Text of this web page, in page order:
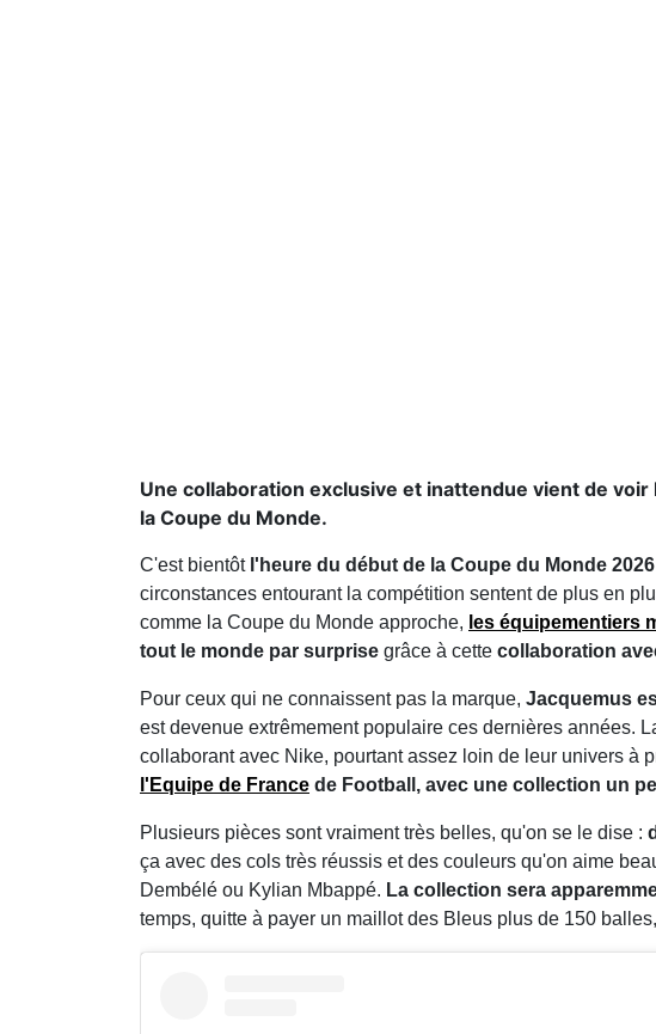
Une collaboration exclusive et inattendue vient de
la Coupe du Monde.
C'est bientôt l'heure du début de la Coupe du Monde 2026
circonstances entourant la compétition sentent de plus en
comme la Coupe du Monde approche, les équipementiers
tout le monde par surprise grâce à cette collaboration
Pour ceux qui ne connaissent pas la marque, Jacquemus
est devenue extrêmement populaire ces dernières années.
collaborant avec Nike, pourtant assez loin de leur univers à
l'Equipe de France de Football, avec une collection un
Plusieurs pièces sont vraiment très belles, qu'on se le dise :
ça avec des cols très réussis et des couleurs qu'on aime
Dembélé ou Kylian Mbappé. La collection sera
temps, quitte à payer un maillot des Bleus plus de 150